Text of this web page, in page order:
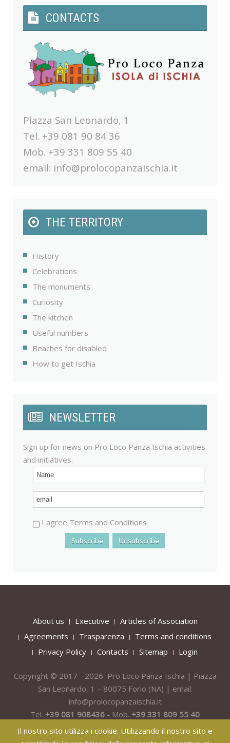
CONTACTS
Piazza San Leonardo, 1
Tel. +39 081 90 84 36
Mob. +39 331 809 55 40
email: info@prolocopanzaischia.it
THE TERRITORY
History
Celebrations
The monuments
Curiosity
The kitchen
Useful numbers
Beaches for disabled
How to get Ischia
NEWSLETTER
Sign up for news on Pro Loco Panza Ischia activities
and initiatives.
I agree Terms and Conditions
About us Executive
Articles of Association
Agreements
Trasparenza
Terms and conditions
Privacy Policy
Contacts Sitemap Login
Copyright © 2017 - 2026 Pro Loco Panza Ischia | Piazza
San Leonardo, 1 – 80075 Forio (NA) | email:
info@prolocopanzaischia.it
Tel. +39 081 908436 - Mob. +39 331 809 55 40
Il nostro sito utilizza i cookie. Utilizzando il nostro sito e